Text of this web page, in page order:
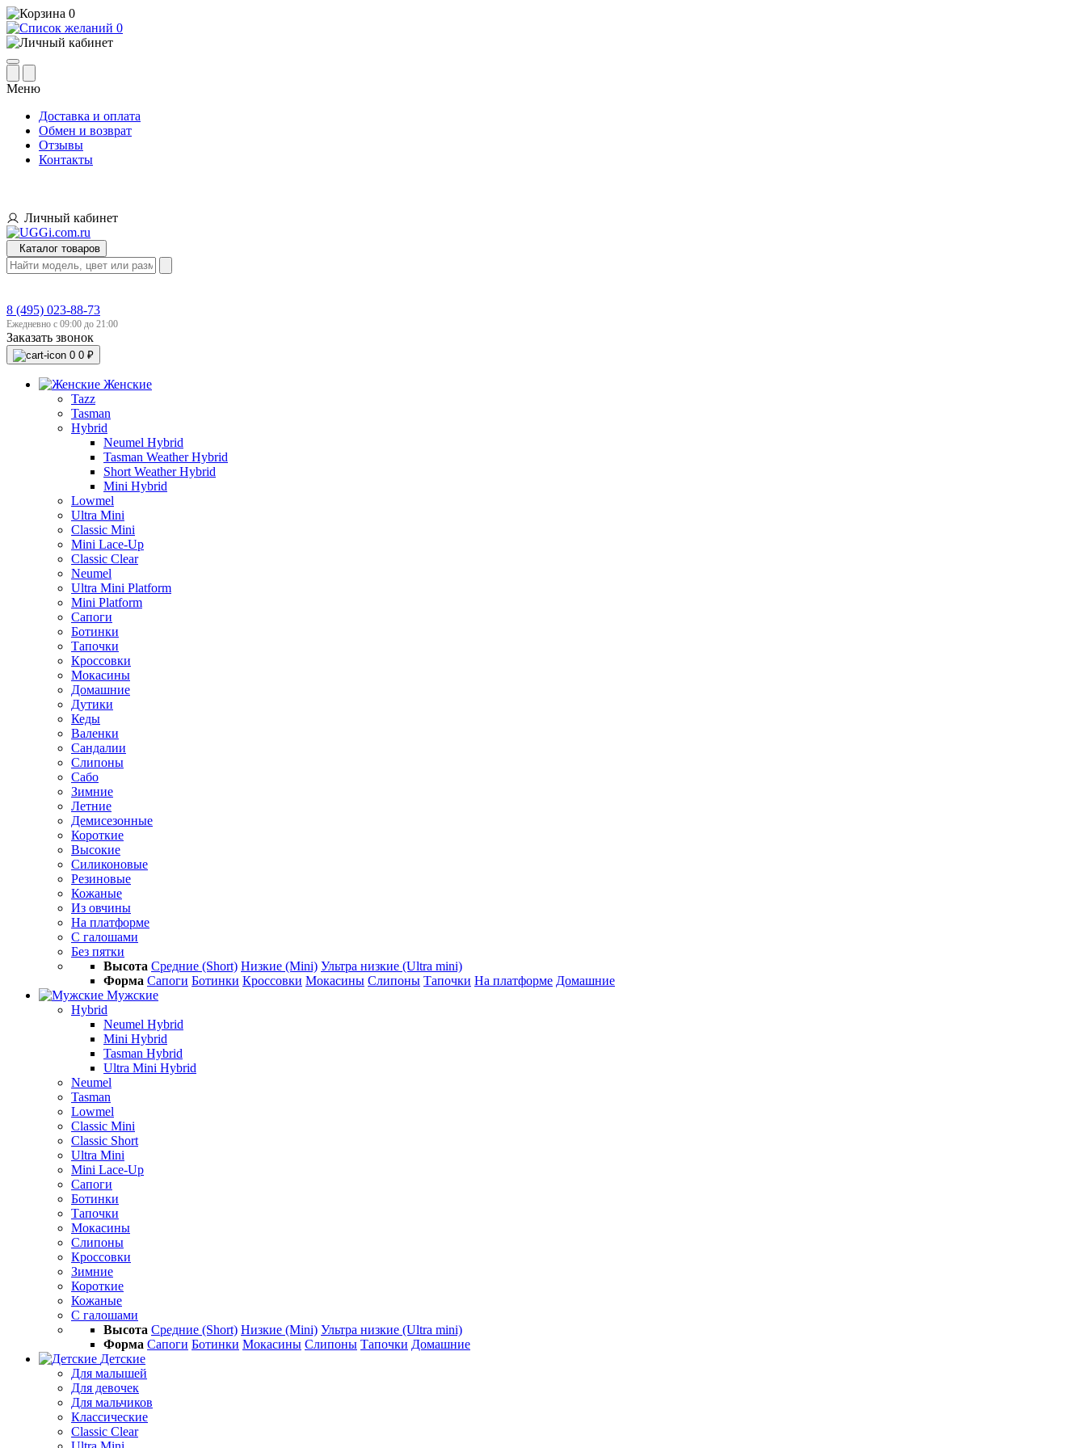
0
0
Меню
Доставка и оплата
Обмен и возврат
Отзывы
Контакты
Личный кабинет
Каталог товаров
8 (495) 023-88-73
Ежедневно с 09:00 до 21:00
Заказать звонок
0 0 ₽
Женские
Tazz
Tasman
Hybrid
Neumel Hybrid
Tasman Weather Hybrid
Short Weather Hybrid
Mini Hybrid
Lowmel
Ultra Mini
Classic Mini
Mini Lace-Up
Classic Clear
Neumel
Ultra Mini Platform
Mini Platform
Сапоги
Ботинки
Тапочки
Кроссовки
Мокасины
Домашние
Дутики
Кеды
Валенки
Сандалии
Слипоны
Сабо
Зимние
Летние
Демисезонные
Короткие
Высокие
Силиконовые
Резиновые
Кожаные
Из овчины
На платформе
С галошами
Без пятки
Высота Средние (Short) Низкие (Mini) Ультра низкие (Ultra mini)
Форма Сапоги Ботинки Кроссовки Мокасины Слипоны Тапочки На платформе Домашние
Мужские
Hybrid
Neumel Hybrid
Mini Hybrid
Tasman Hybrid
Ultra Mini Hybrid
Neumel
Tasman
Lowmel
Classic Mini
Classic Short
Ultra Mini
Mini Lace-Up
Сапоги
Ботинки
Тапочки
Мокасины
Слипоны
Кроссовки
Зимние
Короткие
Кожаные
С галошами
Высота Средние (Short) Низкие (Mini) Ультра низкие (Ultra mini)
Форма Сапоги Ботинки Мокасины Слипоны Тапочки Домашние
Детские
Для малышей
Для девочек
Для мальчиков
Классические
Classic Clear